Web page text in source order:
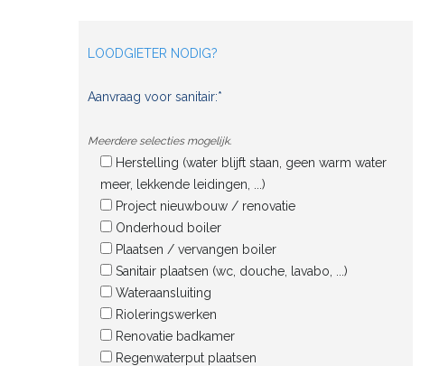
LOODGIETER NODIG?
Aanvraag voor sanitair:*
Meerdere selecties mogelijk.
Herstelling (water blijft staan, geen warm water
meer, lekkende leidingen, ...)
Project nieuwbouw / renovatie
Onderhoud boiler
Plaatsen / vervangen boiler
Sanitair plaatsen (wc, douche, lavabo, ...)
Wateraansluiting
Rioleringswerken
Renovatie badkamer
Regenwaterput plaatsen